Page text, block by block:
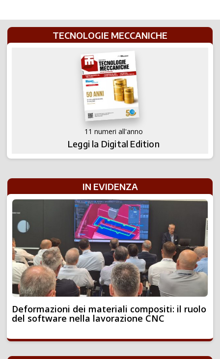
TECNOLOGIE MECCANICHE
11 numeri all'anno
Leggi la Digital Edition
IN EVIDENZA
Deformazioni dei materiali compositi: il ruolo
del software nella lavorazione CNC